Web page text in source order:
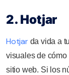
2. Hotjar
Hotjarda vida a
visuales de cómo
sitio web. Si los